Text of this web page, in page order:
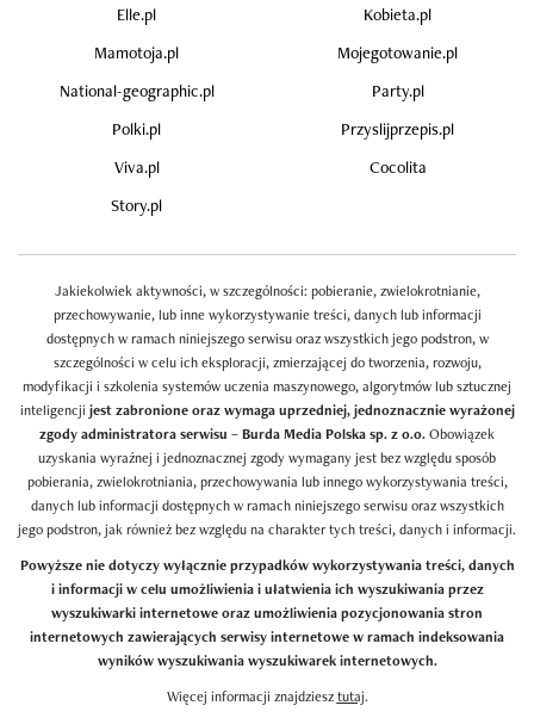
Elle.pl
Kobieta.pl
Mamotoja.pl
Mojegotowanie.pl
National-geographic.pl
Party.pl
Polki.pl
Przyslijprzepis.pl
Viva.pl
Cocolita
Story.pl
Jakiekolwiek aktywności, w szczególności: pobieranie, zwielokrotnianie,
przechowywanie, lub inne wykorzystywanie treści, danych lub informacji
dostępnych w ramach niniejszego serwisu oraz wszystkich jego podstron, w
szczególności w celu ich eksploracji, zmierzającej do tworzenia, rozwoju,
modyfikacji i szkolenia systemów uczenia maszynowego, algorytmów lub sztucznej
inteligencji jest zabronione oraz wymaga uprzedniej, jednoznacznie wyrażonej
zgody administratora serwisu – Burda Media Polska sp. z o.o.Obowiązek
uzyskania wyraźnej i jednoznacznej zgody wymagany jest bez względu sposób
pobierania, zwielokrotniania, przechowywania lub innego wykorzystywania treści,
danych lub informacji dostępnych w ramach niniejszego serwisu oraz wszystkich
jego podstron, jak również bez względu na charakter tych treści, danych i informacji.
Powyższe nie dotyczy wyłącznie przypadków wykorzystywania treści, danych
i informacji w celu umożliwienia i ułatwienia ich wyszukiwania przez
wyszukiwarki internetowe oraz umożliwienia pozycjonowania stron
internetowych zawierających serwisy internetowe w ramach indeksowania
wyników wyszukiwania wyszukiwarek internetowych.
Więcej informacji znajdziesztutaj.